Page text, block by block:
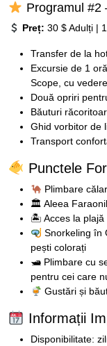
Programul #2
Preț: 30 $ Adulți |
Transfer de la
Excursie de 1
Scope, cu
Două opriri
Băuturi
Ghid vorbitor de
Transport
Punctele
Plimbare
🏛 Aleea
🏝 Acces la plajă
Snorkeling în
pești colorați
🛥 Plimbare cu
pentru cei care
Gustări și
Informații
Disponibilitate: